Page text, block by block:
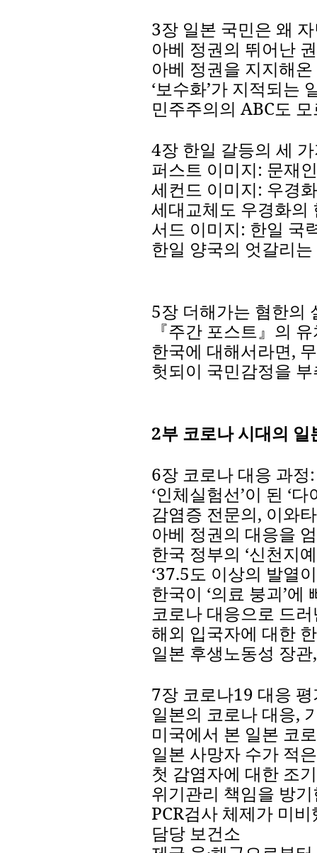
3장 일본 국민은 왜
아베 정권의 뛰어난
아베 정권을 지지해온
‘보수화’가 지적되는
민주주의의 ABC도
4장 한일 갈등의 세
퍼스트 이미지: 문재인
세컨드 이미지: 우경
세대교체도 우경화의
서드 이미지: 한일 국
한일 양국의 엇갈리는
5장 더해가는 혐한의
『주간 포스트』의
한국에 대해서라면,
헛되이 국민감정을
2부 코로나시대의 일
6장 코로나 대응 과정
‘인체실험선’이 된 ‘다
감염증 전문의, 이와타
아베 정권의 대응을
한국 정부의 ‘신천지
‘37.5도 이상의 발열이
한국이 ‘의료 붕괴’에
코로나 대응으로 드
해외 입국자에 대한
일본 후생노동성 장관
7장 코로나19 대응
일본의 코로나 대응,
미국에서 본 일본 코
일본 사망자 수가 적은
첫 감염자에 대한 조기
위기관리 책임을 방
PCR검사체제가 미비
담당 보건소